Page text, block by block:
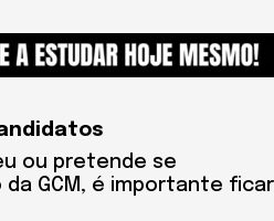
ou pretende se
GCM, é importante ficar